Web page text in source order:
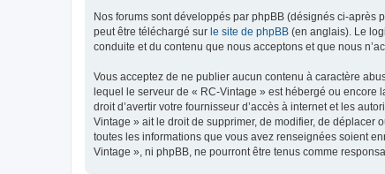
Nos forums sont développés par phpBB (désignés ci-après
peut être téléchargé sur le site de phpBB (en anglais). Le
conduite et du contenu que nous acceptons et que nous
Vous acceptez de ne publier aucun contenu à caractère
lequel le serveur de « RC-Vintage » est hébergé ou encore
droit d’avertir votre fournisseur d’accès à internet et les
Vintage » ait le droit de supprimer, de modifier, de déplacer
toutes les informations que vous avez renseignées soient
Vintage », ni phpBB, ne pourront être tenus comme